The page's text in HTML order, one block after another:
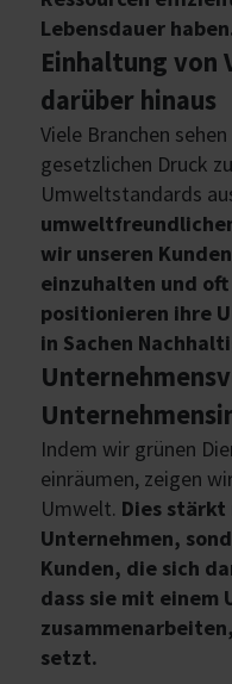
Lebensdauer
Einhaltung von
darüber hinaus
Viele Branchen
gesetzlichen Druck
Umweltstandards
wir unseren
einzuhalten und
positionieren ihre
in Sachen
Indem wir grünen
einräumen, zeigen
Umwelt. Dies stärkt
Unternehmen,
Kunden, die sich
dass sie mit einem
setzt.